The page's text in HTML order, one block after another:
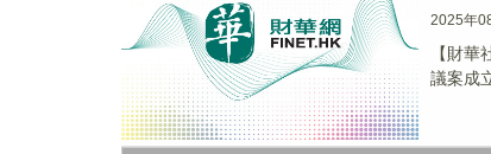
2025年
【財
議案成